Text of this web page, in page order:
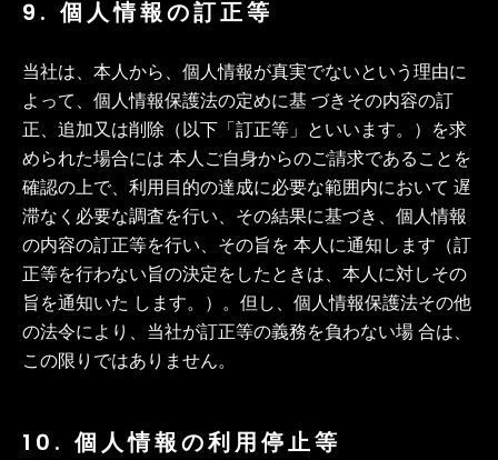
9. 個人情報の訂正等
当社は、本人から、個人情報が真実でないという理由に
よって、個人情報保護法の定めに基 づきその内容の訂
正、追加又は削除（以下「訂正等」といいます。）を求
められた場合には 本人ご自身からのご請求であることを
確認の上で、利用目的の達成に必要な範囲内において 遅
滞なく必要な調査を行い、その結果に基づき、個人情報
の内容の訂正等を行い、その旨を 本人に通知します（訂
正等を行わない旨の決定をしたときは、本人に対しその
旨を通知いた します。）。但し、個人情報保護法その他
の法令により、当社が訂正等の義務を負わない場 合は、
この限りではありません。
10. 個人情報の利用停止等